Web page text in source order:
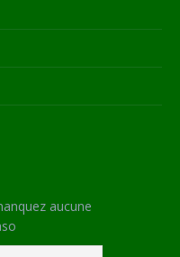
aucune